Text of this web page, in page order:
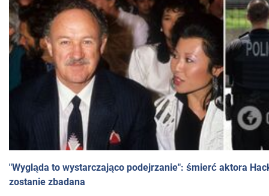
"Wygląda to wystarczająco podejrzanie": śmierć aktora
zostanie zbadana